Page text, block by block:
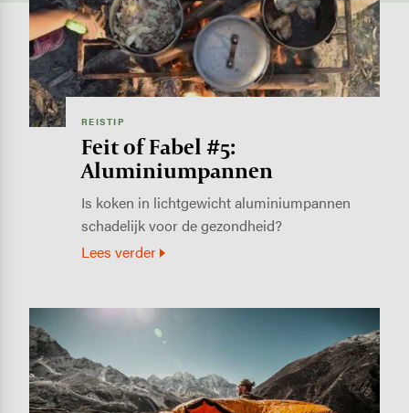
REISTIP
Feit of Fabel #5:
Aluminiumpannen
Is koken in lichtgewicht aluminiumpannen
schadelijk voor de gezondheid?
Lees verder
Image